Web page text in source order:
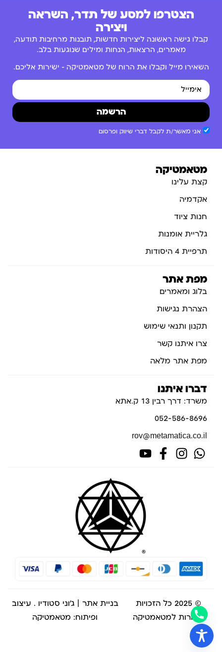
הצטרפו למסע של תדר, השראה
ויצירה
קבלו גישה ראשונה ליצירות חדשות, תובנות מרחיבות תודעה,
מאמרים, הרצאות, הנחות ומילים שנוגעות בלב.
השאירו מייל וקבלו את הרוח של מטאמטיקה – ישירות אליכם.
אני מאשר/ת לקבל דברי שיווק ופרסום
הרשמה
מטאמטיקה
קצת עלינו
אקדמיה
חנות ציוד
גלריית אומנות
תרפיית 4 היסודות
מפת אתר
בלוג ומאמרים
הצהרת נגישות
תקנון ותנאי שימוש
צרו איתנו קשר
מפת אתר מלאה
דברו איתנו
משרד: דרך רבין 13 ק.אתא
052-586-8696
rov@metamatica.co.il
© 2025 כל הזכויות
שמורות למטאמטיקה
בניית אתר | ג'וני סטודיו . עיצוב
ופיתוח: מטאמטיקה